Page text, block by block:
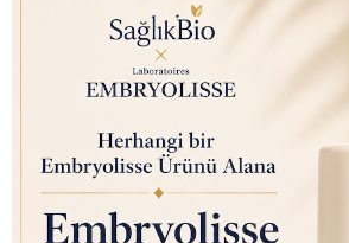
White (Kömür Beyazı) Diş
Macunu 75ml